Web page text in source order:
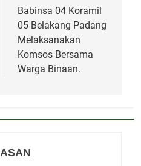
Babinsa 04 Koramil
05 Belakang Padang
Melaksanakan
Komsos Bersama
Warga Binaan.